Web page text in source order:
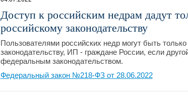
Доступ к российским недрам дадут
российскому законодательству
Пользователями российских недр могут быть
законодательству, ИП - граждане России, если
федеральным законодательством.
Федеральный закон №218-ФЗ от 28.06.2022